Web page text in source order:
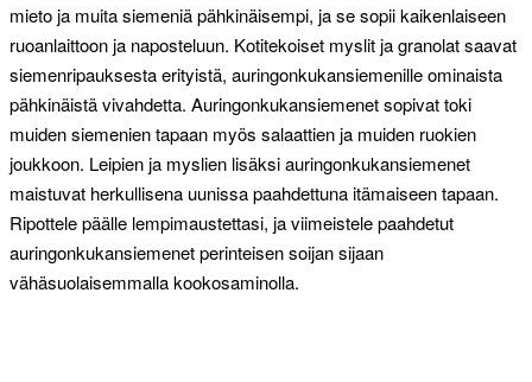
mieto ja muita siemeniä pähkinäisempi, ja se sopii kaikenlaiseen
ruoanlaittoon ja naposteluun. Kotitekoiset myslit ja granolat saavat
siemenripauksesta erityistä, auringonkukansiemenille ominaista
pähkinäistä vivahdetta. Auringonkukansiemenet sopivat toki
muiden siemenien tapaan myös salaattien ja muiden ruokien
joukkoon. Leipien ja myslien lisäksi auringonkukansiemenet
maistuvat herkullisena uunissa paahdettuna itämaiseen tapaan.
Ripottele päälle lempimaustettasi, ja viimeistele paahdetut
auringonkukansiemenet perinteisen soijan sijaan
vähäsuolaisemmalla kookosaminolla.